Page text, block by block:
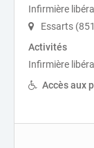
Infirmière
Essarts
Activités
Infirmière
Accès aux